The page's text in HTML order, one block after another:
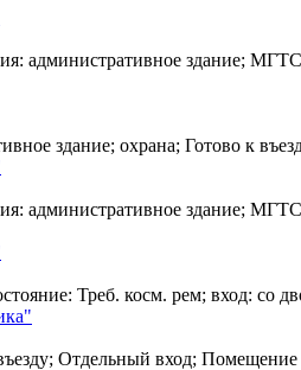
здание;
здание; охрана; Готово к
здание;
Треб. косм. рем; вход: со
Отдельный вход;